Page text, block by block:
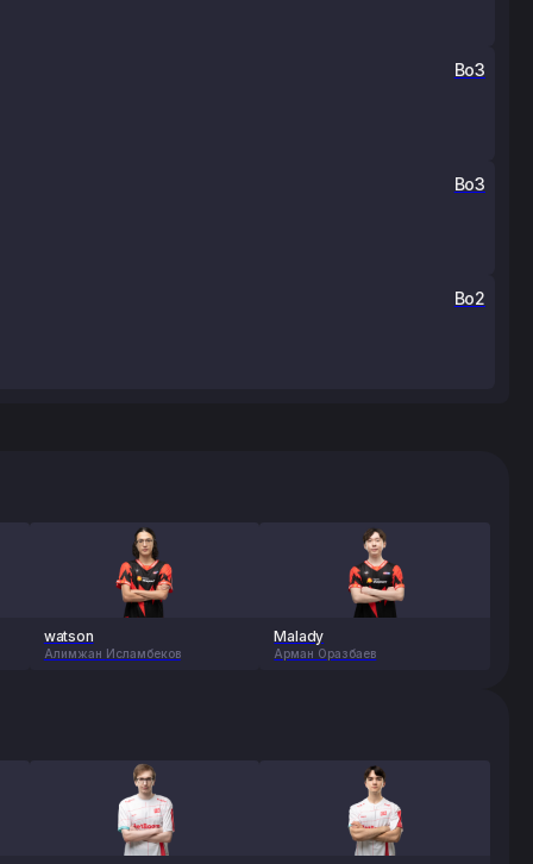
Bo3
Bo3
Bo2
watson
Алимжан Исламбеков
Malady
Арман Оразбаев